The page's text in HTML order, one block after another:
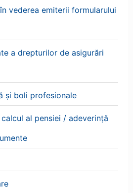
vederea emiterii formularului
a drepturilor de asigurări
și boli profesionale
al pensiei / adeverință